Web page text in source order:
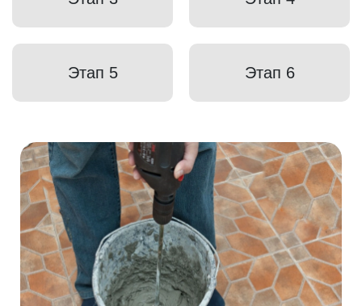
Этап 5 Этап 6